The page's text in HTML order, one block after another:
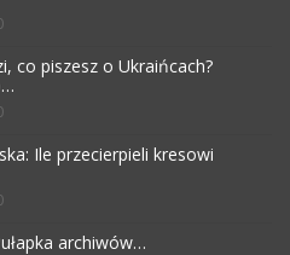
co piszesz o Ukraińcach?
Ile przecierpieli kresowi
archiwów…